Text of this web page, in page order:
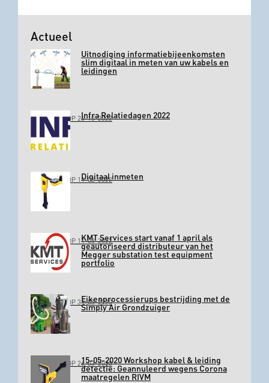
Actueel
Uitnodiging informatiebijeenkomsten
slim digitaal in meten van uw kabels en
leidingen
GEPLAATST OP 26-10-2022Infra Relatiedagen 2022
GEPLAATST OP 11-03-2022Digitaal inmeten
GEPLAATST OP 11-03-2022KMT Services start vanaf 1 april als
geautoriseerd distributeur van het
Megger substation test equipment
portfolio
GEPLAATST OP 31-03-2020Eikenprocessierups bestrijding met de
Simply Air Grondzuiger
GEPLAATST OP 26-03-202015-05-2020 Workshop kabel & leiding
detectie: Geannuleerd wegens Corona
maatregelen RIVM